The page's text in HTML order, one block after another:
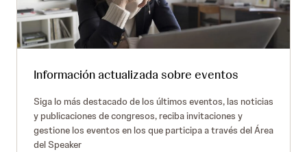
Información actualizada sobre eventos
Siga lo más destacado de los últimos eventos, las noticias
y publicaciones de congresos, reciba invitaciones y
gestione los eventos en los que participa a través del Área
del Speaker